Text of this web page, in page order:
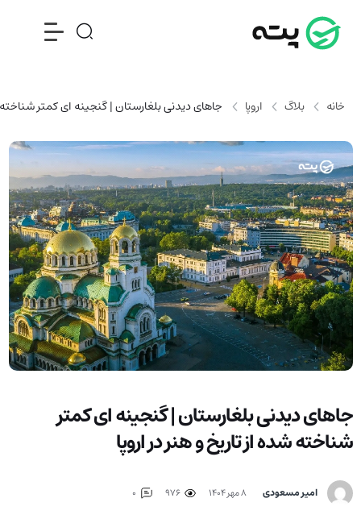
خانه بلاگ اروپا جاهای دیدنی بلغارستان | گنجینه ای کمتر شناخته
جاهای دیدنی بلغارستان | گنجینه ای کمتر
شناخته شده از تاریخ و هنر در اروپا
امیر مسعودی ۸ مهر ۱۴۰۴ 976